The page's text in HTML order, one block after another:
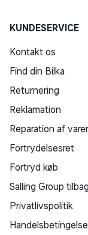
KUNDESERVICE
Kontakt os
Find din Bilka
Returnering
Reklamation
Reparation af varer
Fortrydelsesret
Fortryd køb
Salling Group
Privatlivspolitik